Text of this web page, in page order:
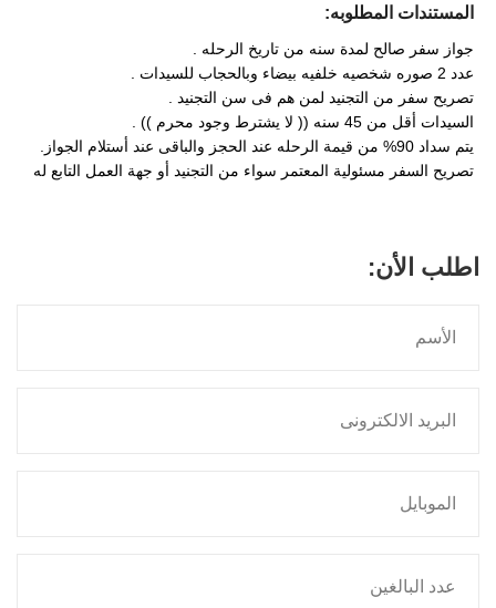
المستندات المطلوبه:
جواز سفر صالح لمدة سنه من تاريخ الرحله .
عدد 2 صوره شخصيه خلفيه بيضاء وبالحجاب للسيدات .
تصريح سفر من التجنيد لمن هم فى سن التجنيد .
السيدات أقل من 45 سنه (( لا يشترط وجود محرم )) .
يتم سداد 90% من قيمة الرحله عند الحجز والباقى عند أستلام الجواز.
تصريح السفر مسئولية المعتمر سواء من التجنيد أو جهة العمل التابع له
اطلب الأن: